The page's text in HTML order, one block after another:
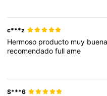
c***z
Hermoso producto muy
recomendadofullame
S***6